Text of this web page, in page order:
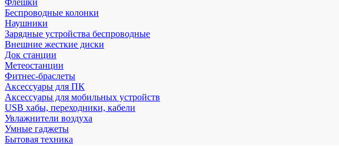
Флешки
Беспроводные колонки
Наушники
Зарядные устройства беспроводные
Внешние жесткие диски
Док станции
Метеостанции
Фитнес-браслеты
Аксессуары для ПК
Аксессуары для мобильных устройств
USB хабы, переходники, кабели
Увлажнители воздуха
Умные гаджеты
Бытовая техника